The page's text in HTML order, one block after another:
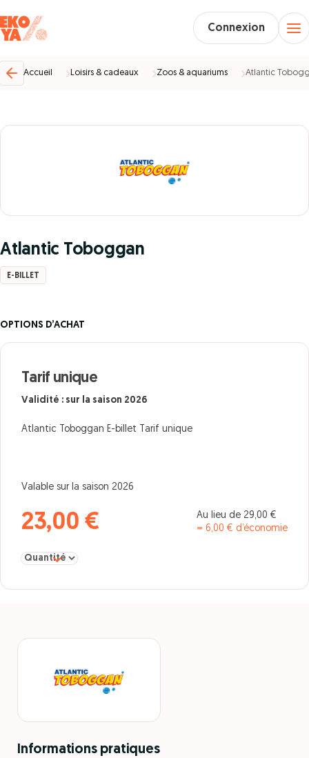
Connexion
Accueil Loisirs & cadeaux Zoos & aquariums Atlantic
Atlantic Toboggan
E-BILLET
OPTIONS D’ACHAT
Tarif unique
Validité : sur la saison 2026
Atlantic Toboggan E-billet Tarif unique
Valable sur la saison 2026
23,00 €
Au lieu de 29,00 €
= 6,00 € d’économie
Sélectionner la quantité pour Tarif unique
Informations pratiques